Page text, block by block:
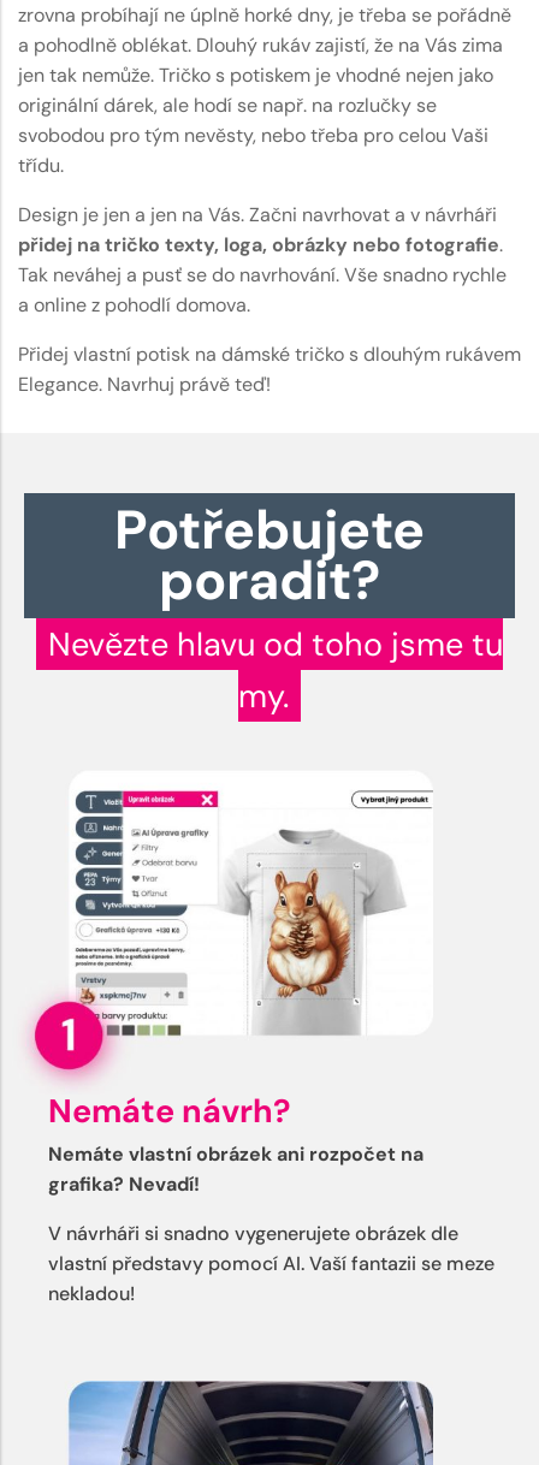
zrovna probíhají ne úplně horké dny, je třeba se pořádně
a pohodlně oblékat. Dlouhý rukáv zajistí, že na Vás zima
jen tak nemůže. Tričko s potiskem je vhodné nejen jako
originální dárek, ale hodí se např. na rozlučky se
svobodou pro tým nevěsty, nebo třeba pro celou Vaši
třídu.
Design je jen a jen na Vás. Začni navrhovat a v návrháři
přidej na tričko texty, loga, obrázky nebo fotografie.
Tak neváhej a pusť se do navrhování. Vše snadno rychle
a online z pohodlí domova.
Přidej vlastní potisk na dámské tričko s dlouhým rukávem
Elegance. Navrhuj právě teď!
Potřebujete
poradit?
Nevězte hlavu od toho jsme tu
my.
Nemáte návrh?
Nemáte vlastní obrázek ani rozpočet na
grafika? Nevadí!
V návrháři si snadno vygenerujete obrázek dle
vlastní představy pomocí AI. Vaší fantazii se meze
nekladou!